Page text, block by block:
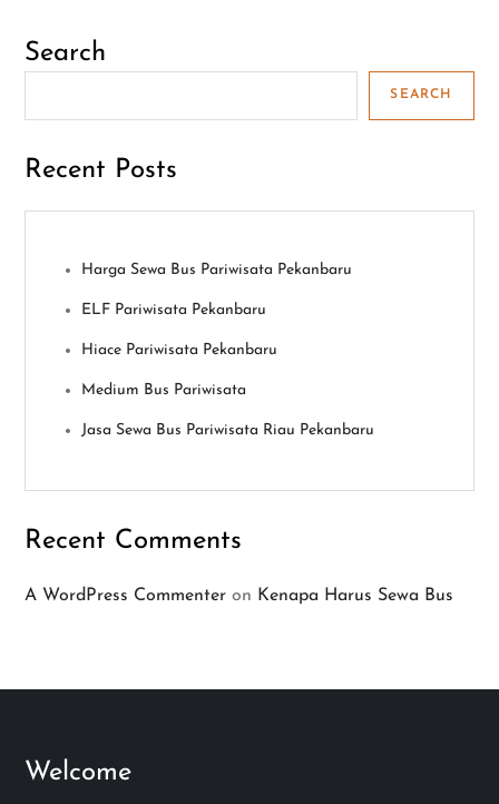
Search
SEARCH
Recent Posts
Harga Sewa Bus Pariwisata Pekanbaru
ELF Pariwisata Pekanbaru
Hiace Pariwisata Pekanbaru
Medium Bus Pariwisata
Jasa Sewa Bus Pariwisata Riau Pekanbaru
Recent Comments
A WordPress Commenter on Kenapa Harus Sewa Bus
Welcome